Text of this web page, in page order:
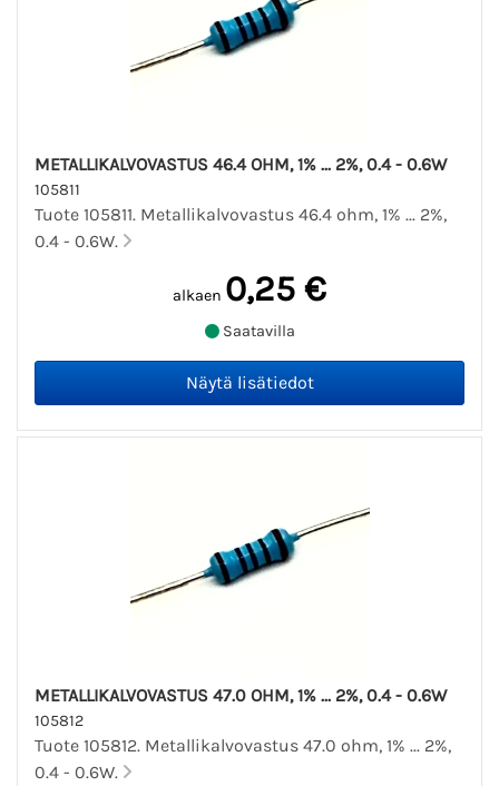
METALLIKALVOVASTUS 46.4 OHM, 1% ... 2%, 0.4 - 0.6W
105811
Tuote 105811. Metallikalvovastus 46.4 ohm, 1% ... 2%,
0.4 - 0.6W.
alkaen 0,25 €
Saatavilla
METALLIKALVOVASTUS 47.0 OHM, 1% ... 2%, 0.4 - 0.6W
105812
Tuote 105812. Metallikalvovastus 47.0 ohm, 1% ... 2%,
0.4 - 0.6W.